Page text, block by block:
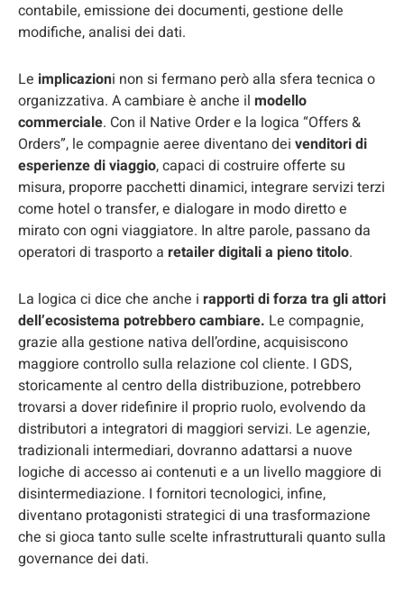
contabile, emissione dei documenti, gestione delle
modifiche, analisi dei dati.
Le implicazioni non si fermano però alla sfera tecnica o
organizzativa. A cambiare è anche il modello
commerciale. Con il Native Order e la logica “Offers &
Orders”, le compagnie aeree diventano dei venditori di
esperienze di viaggio, capaci di costruire offerte su
misura, proporre pacchetti dinamici, integrare servizi terzi
come hotel o transfer, e dialogare in modo diretto e
mirato con ogni viaggiatore. In altre parole, passano da
operatori di trasporto a retailer digitali a pieno titolo.
La logica ci dice che anche i rapporti di forza tra gli attori
dell’ecosistema potrebbero cambiare. Le compagnie,
grazie alla gestione nativa dell’ordine, acquisiscono
maggiore controllo sulla relazione col cliente. I GDS,
storicamente al centro della distribuzione, potrebbero
trovarsi a dover ridefinire il proprio ruolo, evolvendo da
distributori a integratori di maggiori servizi. Le agenzie,
tradizionali intermediari, dovranno adattarsi a nuove
logiche di accesso ai contenuti e a un livello maggiore di
disintermediazione. I fornitori tecnologici, infine,
diventano protagonisti strategici di una trasformazione
che si gioca tanto sulle scelte infrastrutturali quanto sulla
governance dei dati.